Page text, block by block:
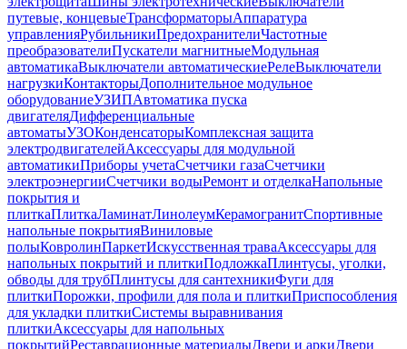
путевые, концевыеТрансформаторыАппаратура
управленияРубильникиПредохранителиЧастотные
преобразователиПускатели магнитныеМодульная
автоматикаВыключатели автоматическиеРелеВыключатели
нагрузкиКонтакторыДополнительное модульное
оборудованиеУЗИПАвтоматика пуска
двигателяДифференциальные
автоматыУЗОКонденсаторыКомплексная защита
электродвигателейАксессуары для модульной
автоматикиПриборы учетаСчетчики газаСчетчики
электроэнергииСчетчики водыРемонт и отделкаНапольные
покрытия и
плиткаПлиткаЛаминатЛинолеумКерамогранитСпортивные
напольные покрытияВиниловые
полыКовролинПаркетИскусственная траваАксессуары для
напольных покрытий и плиткиПодложкаПлинтусы, уголки,
обводы для трубПлинтусы для сантехникиФуги для
плиткиПорожки, профили для пола и плиткиПриспособления
для укладки плиткиСистемы выравнивания
плиткиАксессуары для напольных
покрытийРеставрационные материалыДвери и аркиДвери